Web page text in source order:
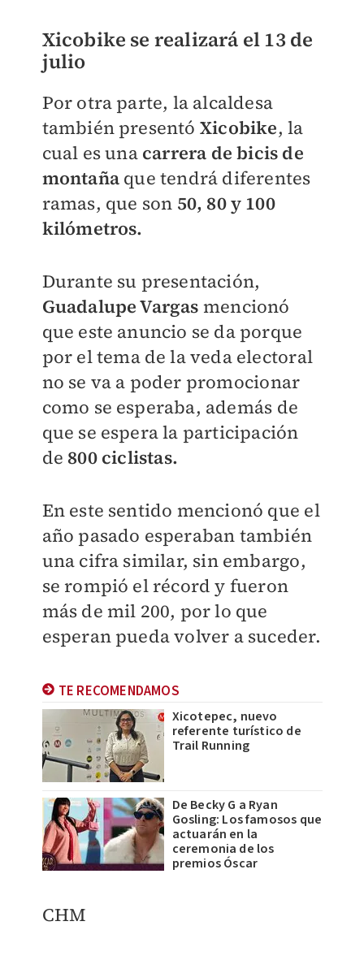
Xicobike se realizará el 13 de
julio
Por otra parte, la alcaldesa
también presentó Xicobike, la
cual es una carrera de bicis de
montañaque tendrá diferentes
ramas, que son 50, 80 y 100
kilómetros.
Durante su presentación,
Guadalupe Vargas mencionó
que este anuncio se da porque
por el tema de la veda electoral
no se va a poder promocionar
como se esperaba, además de
que se espera la participación
de 800 ciclistas.
En este sentido mencionó que el
año pasado esperaban también
una cifra similar, sin embargo,
se rompió el récord y fueron
más de mil 200, por lo que
esperan pueda volver a suceder.
TE RECOMENDAMOS
Xicotepec, nuevo
referente turístico de
Trail Running
De Becky G a Ryan
Gosling: Los famosos que
actuarán en la
ceremonia de los
premios Óscar
CHM